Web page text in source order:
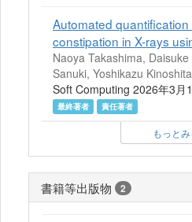
Automated
constipation in X-rays
Naoya Takashima,
Sanuki, Yoshikazu
Soft Computing 2026年3月
最終著者
責任著者
もっと
書籍等出版物 2